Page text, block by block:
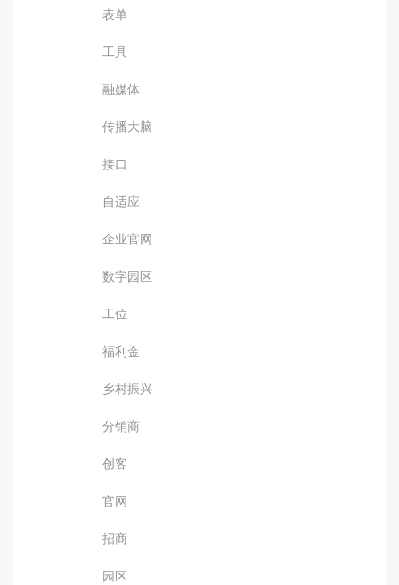
表单
工具
融媒体
传播大脑
接口
自适应
企业官网
数字园区
工位
福利金
乡村振兴
分销商
创客
官网
招商
园区